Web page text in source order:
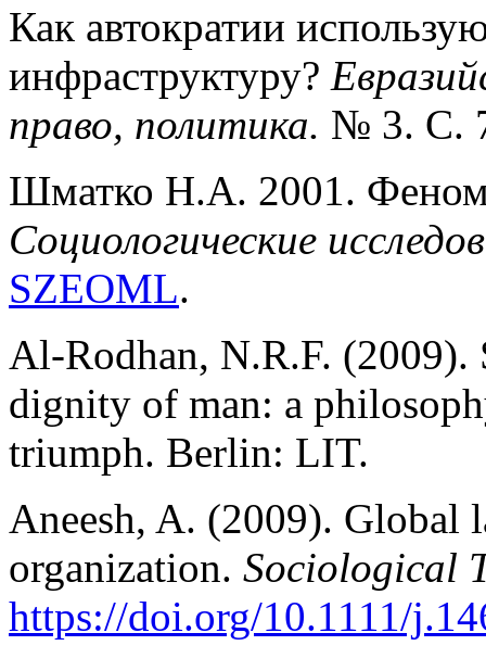
Как автократии
инфраструктуру?
право, политика. № 3. С.
Шматко Н.А. 2001.
Социологические
SZEOML.
Al-Rodhan, N.R.F. (2009).
dignity of man: a
triumph. Berlin: LIT.
Aneesh, A. (2009). Global
organization. Sociological
https://doi.org/10.1111/